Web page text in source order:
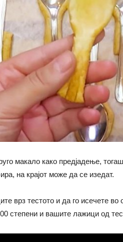
макало како предјадење,
на крајот може да се изедат.
врз тестото и да го исечете во
степени и вашите лажици од